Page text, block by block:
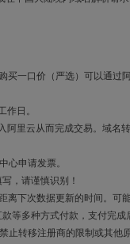
买一口价（严选）可以通过
日。
里云从而完成交易。域名
申请发票。
，请谨慎识别！
下次数据更新的时间。可
等多种方式付款，支付完成
转移注册商的限制或其他